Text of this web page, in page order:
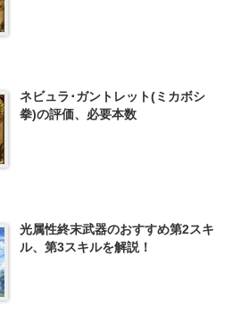
ネビュラ･ガントレット(ミカボシ
拳)の評価、必要本数
光属性終末武器のおすすめ第2スキ
ル、第3スキルを解説！